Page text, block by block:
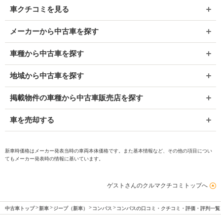
車クチコミを見る
メーカーから中古車を探す
車種から中古車を探す
地域から中古車を探す
掲載物件の車種から中古車販売店を探す
車を売却する
新車時価格はメーカー発表当時の車両本体価格です。また基本情報など、その他の項目につい
てもメーカー発表時の情報に基いています。
ゲストさんのクルマクチコミトップへ
中古車トップ 新車 ジープ（新車） コンパス コンパスの口コミ・クチコミ・評価・評判一覧